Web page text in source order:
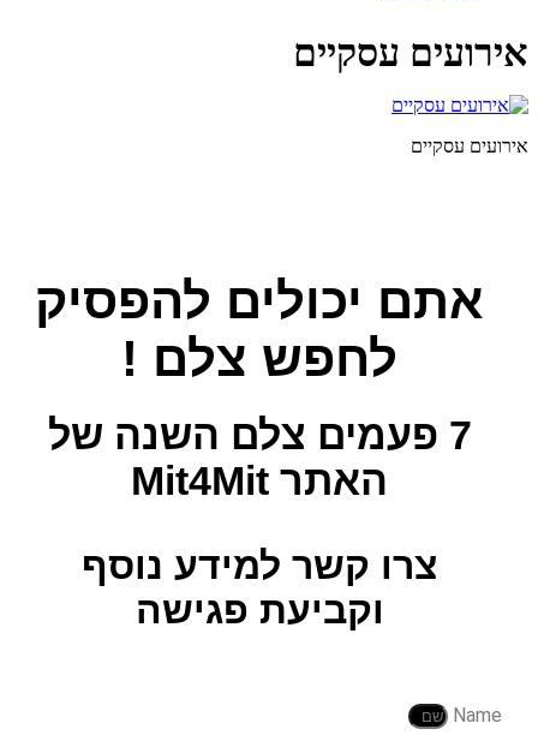
אירועים עסקיים
אירועים עסקיים
אתם יכולים להפסיק
לחפש צלם !
7 פעמים צלם השנה
של
האתר Mit4Mit
צרו קשר למידע נוסף
וקביעת פגישה
Name